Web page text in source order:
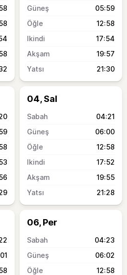
05:59
12:58
17:54
19:57
21:30
04, Sal
04:21
06:00
12:58
17:52
19:55
21:28
06, Per
04:23
06:02
12:58